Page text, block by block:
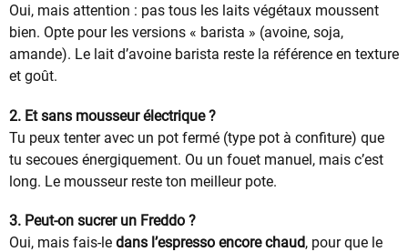
Oui, mais attention : pas tous les laits végétaux moussent
bien. Opte pour les versions « barista » (avoine, soja,
amande). Le lait d’avoine barista reste la référence en texture
et goût.
2. Et sans mousseur électrique ?
Tu peux tenter avec un pot fermé (type pot à confiture) que
tu secoues énergiquement. Ou un fouet manuel, mais c’est
long. Le mousseur reste ton meilleur pote.
3. Peut-on sucrer un Freddo ?
Oui, mais fais-le dans l’espresso encore chaud, pour que le